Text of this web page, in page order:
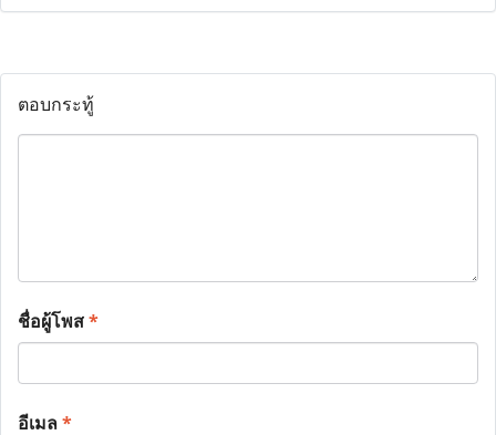
ตอบกระทู้
ชื่อผู้โพส*
อีเมล*